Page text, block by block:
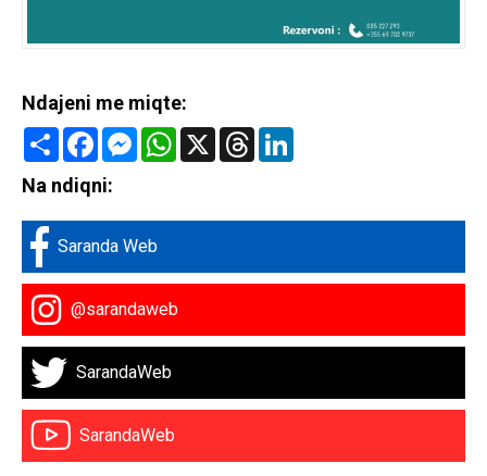
Ndajeni me miqte:
Share FacebookMessenger
WhatsApp
X Threads
Na ndiqni:
Saranda Web
@sarandaweb
SarandaWeb
SarandaWeb